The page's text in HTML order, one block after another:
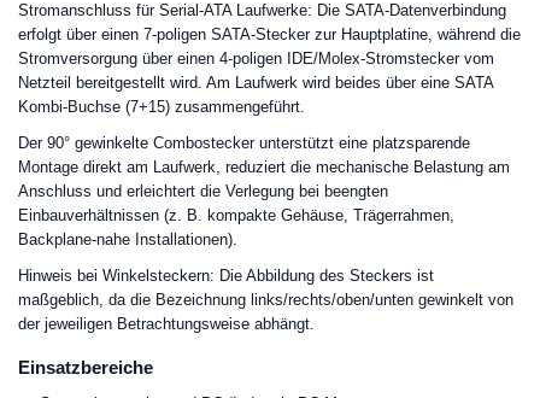
Stromanschluss für Serial-ATA Laufwerke: Die SATA-Datenverbindung
erfolgt über einen 7-poligen SATA-Stecker zur Hauptplatine, während die
Stromversorgung über einen 4-poligen IDE/Molex-Stromstecker vom
Netzteil bereitgestellt wird. Am Laufwerk wird beides über eine SATA
Kombi-Buchse (7+15) zusammengeführt.
Der 90° gewinkelte Combostecker unterstützt eine platzsparende
Montage direkt am Laufwerk, reduziert die mechanische Belastung am
Anschluss und erleichtert die Verlegung bei beengten
Einbauverhältnissen (z. B. kompakte Gehäuse, Trägerrahmen,
Backplane-nahe Installationen).
Hinweis bei Winkelsteckern: Die Abbildung des Steckers ist
maßgeblich, da die Bezeichnung links/rechts/oben/unten gewinkelt von
der jeweiligen Betrachtungsweise abhängt.
Einsatzbereiche